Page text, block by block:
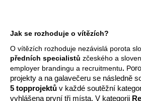
Jak se rozhoduje o vítězích?
O vítězích rozhoduje nezávislá porota
předních specialistů zčeského a
employer brandingu a recruitmentu. P
5 topprojektů v každé soutěžní
vyhlášena první tři místa. V kategorii